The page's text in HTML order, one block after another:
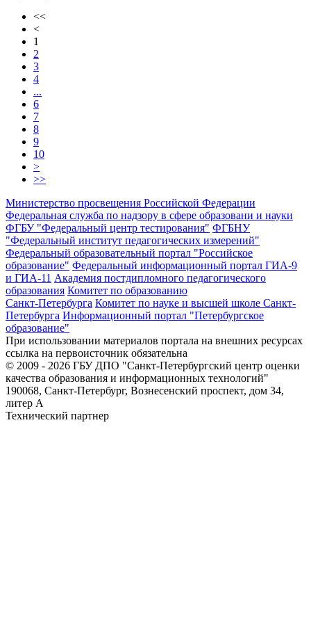
<<
<
1
2
3
4
...
6
7
8
9
10
>
>>
Министерство просвещения Российской Федерации
Федеральная служба по надзору в сфере образовани и науки
ФГБУ "Федеральный центр тестирования" ФГБНУ
"Федеральный институт педагогических измерений"
Федеральный образовательный портал "Российское
образование" Федеральный информационный портал ГИА-9
и ГИА-11 Академия постдипломного педагогического
образования Комитет по образованию
Санкт-Петербурга Комитет по науке и высшей школе Санкт-
Петербурга Информационный портал "Петербургское
образование"
При использовании материалов портала на внешних ресурсах
ссылка на первоисточник обязательна
© 2009 - 2026 ГБУ ДПО "Санкт-Петербургский центр оценки
качества образования и информационных технологий"
190068, Санкт-Петербург, Вознесенский проспект, дом 34,
литер А
Технический партнер